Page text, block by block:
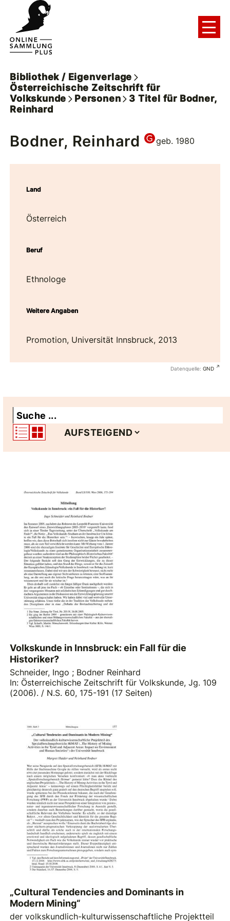
Bibliothek / Eigenverlage
Österreichische Zeitschrift für
Volkskunde
Personen 3 Titel für Bodner,
Reinhard
Bodner, Reinhard geb. 1980
Land
Österreich
Beruf
Ethnologe
Weitere Angaben
Promotion, Universität Innsbruck, 2013
Datenquelle:GND
Volkskunde in Innsbruck: ein Fall für die
Historiker?
Schneider, Ingo ; Bodner Reinhard
In: Österreichische Zeitschrift für Volkskunde, Jg. 109
(2006). / N.S. 60, 175-191 (17 Seiten)
„Cultural Tendencies and Dominants in
Modern Mining“
der volkskundlich-kulturwissenschaftliche Projektteil